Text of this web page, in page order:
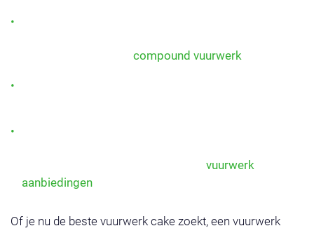
compound vuurwerk
vuurwerk
aanbiedingen
Of je nu de beste vuurwerk cake zoekt, een vuurwerk